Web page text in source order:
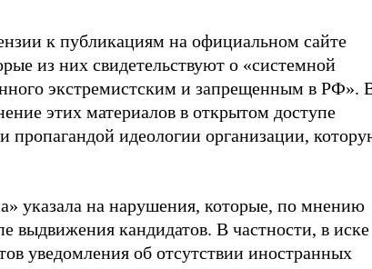
к публикациям на официальном сайте
из них свидетельствуют о «системной
экстремистским и запрещенным в РФ».
этих материалов в открытом доступе
пропагандой идеологии организации,
указала на нарушения, которые, по мнению
выдвижения кандидатов. В частности, в иске
уведомления об отсутствии иностранных